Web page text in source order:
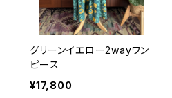
グリーンイエロー2wayワン
ピース
¥17,800